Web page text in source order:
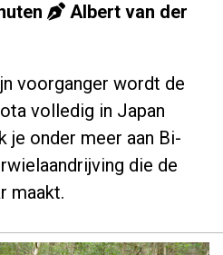
Albert van der
voorganger wordt de
volledig in Japan
je onder meer aan Bi-
die de
maakt.